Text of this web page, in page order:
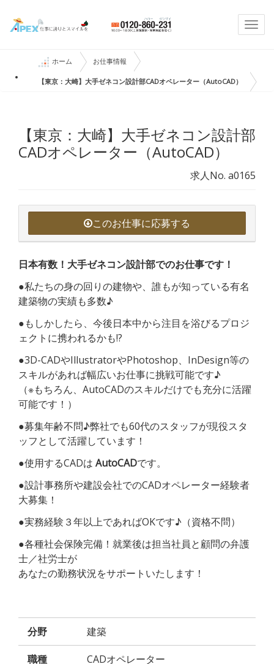
ホーム お仕事情報
【東京：大崎】大手ゼネコン設計部CADオペレーター（AutoCAD）
【東京：大崎】大手ゼネコン設計部
CADオペレーター（AutoCAD）
求人No. a0165
このお仕事に応募する
日本有数！大手ゼネコン設計部でのお仕事です！
●私たちの身の回りの建物や、誰もが知っている有名
建築物の実績も多数♪
●もしかしたら、今後日本中から注目を浴びるプロジ
ェクトに携われるかも!?
●3D-CADやIllustratorやPhotoshop、InDesign等の
スキルがあれば幅広いお仕事に挑戦可能です♪
（※もちろん、AutoCADのスキルだけでも充分に活躍
可能です！）
●募集年齢不問♪弊社でも60代のスタッフが現役スタ
ッフとして活躍しています！
●使用するCADは AutoCADです。
●設計事務所や建設会社でのCADオペレーター経験者
大募集！
●実務経験３年以上であればOKです♪（資格不問）
●各種社会保険完備！就業後は担当社員と顧問の弁護
士／社労士が
あなたの勤務状況をサポートいたします！
分野 建築
職種 CADオペレーター